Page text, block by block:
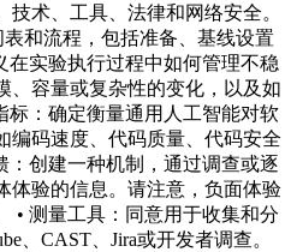
术、工具、法律和网络安全。
和流程，包括准备、基线设置
在实验执行过程中如何管理不稳
、容量或复杂性的变化，以及如
标：确定衡量通用人工智能对软
编码速度、代码质量、代码安全
：创建一种机制，通过调查或逐
体验的信息。请注意，负面体验
• 测量工具：同意用于收集和分
、CAST、Jira或开发者调查。